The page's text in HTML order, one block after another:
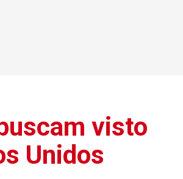
visto
Unidos